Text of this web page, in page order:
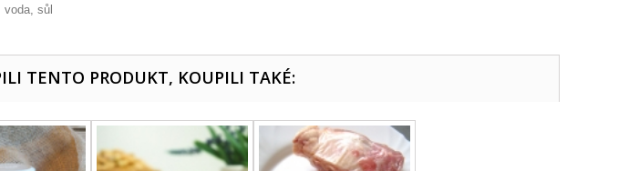
sůl
TENTO PRODUKT, KOUPILI TAKÉ: